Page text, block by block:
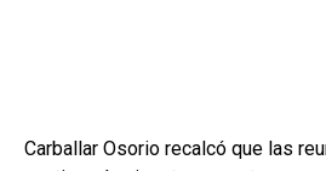
Carballar Osorio recalcó que las